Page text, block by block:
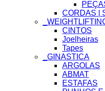
CORDAS |
CINTOS
Joelheiras
Tapes
_GINASTICA
ARGOLAS
ABMAT
ESTAFAS